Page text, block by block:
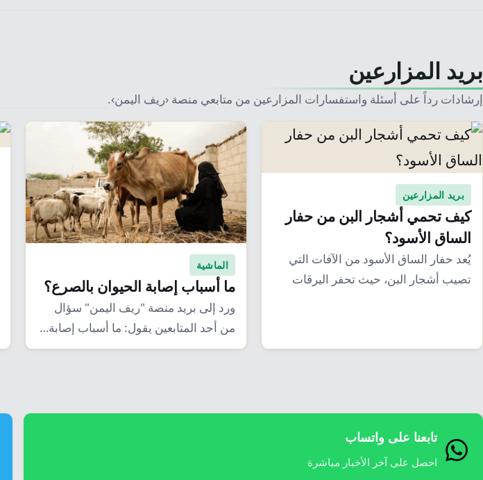
بريد المزارعين
إرشادات رداً على أسئلة واستفسارات المزارعين من متابعي منصة ‹ريف اليمن›.
بريد المزارعين
كيف تحمي أشجار البن من حفار
الساق الأسود؟
يُعد حفار الساق الأسود من الآفات التي
تصيب أشجار البن، حيث تحفر اليرقات
الماشية
ما أسباب إصابة الحيوان بالصرع؟
ورد إلى بريد منصة "ريف اليمن" سؤال
من أحد المتابعين يقول: ما أسباب إصابة…
تابعنا على واتساب
احصل على آخر الأخبار مباشرة